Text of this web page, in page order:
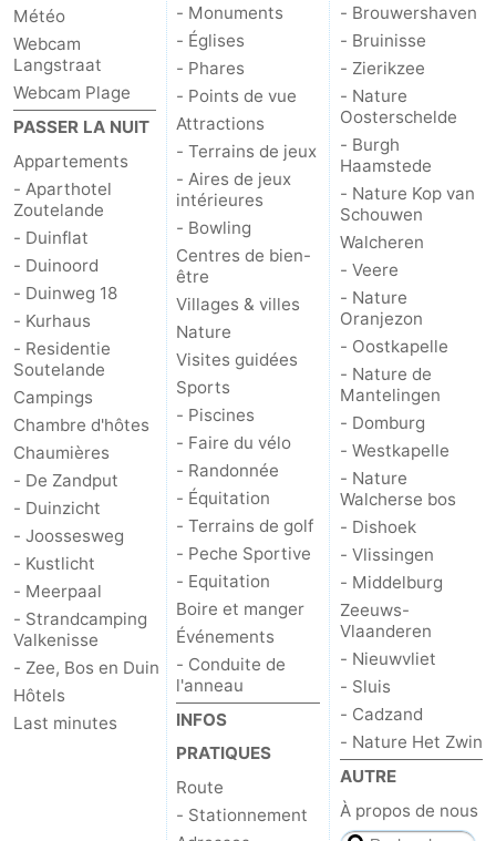
Duiveland
-
Renesse
-
Brouwershaven
-
Bruinisse
-
Zierikzee
-
Nature
Oosterschelde
Haamstede
Nature
Kop
van
Schouwen
Walcheren
-
Veere
-
Nature
Oranjezon
-
Oostkapelle
Nature
de
Mantelingen
-
Domburg
-
Westkapelle
-
Météo
Webcam
Langstraat
Webcam Plage
PASSER LA NUIT
Appartements
- Aparthotel
Zoutelande
- Duinflat
- Duinoord
- Duinweg 18
- Kurhaus
- Residentie
Soutelande
Campings
Chambre d'hôtes
Chaumières
- De Zandput
- Duinzicht
- Joossesweg
- Kustlicht
- Meerpaal
- Strandcamping
Valkenisse
- Zee, Bos en Duin
Hôtels
Last minutes
- Monuments
- Églises
- Phares
- Points de vue
Attractions
- Terrains de jeux
- Aires de jeux
intérieures
- Bowling
Centres de bien-
être
Villages & villes
Nature
Visites guidées
Sports
- Piscines
- Faire du vélo
- Randonnée
- Équitation
- Terrains de golf
- Peche Sportive
- Equitation
Boire et manger
Événements
- Conduite de
l'anneau
INFOS
PRATIQUES
Route
- Stationnement
- Brouwershaven
- Bruinisse
- Zierikzee
- Nature
Oosterschelde
- Burgh
Haamstede
- Nature Kop van
Schouwen
Walcheren
- Veere
- Nature
Oranjezon
- Oostkapelle
- Nature de
Mantelingen
- Domburg
- Westkapelle
- Nature
Walcherse bos
- Dishoek
- Vlissingen
- Middelburg
Zeeuws-
Vlaanderen
- Nieuwvliet
- Sluis
- Cadzand
- Nature Het Zwin
AUTRE
À propos de nous